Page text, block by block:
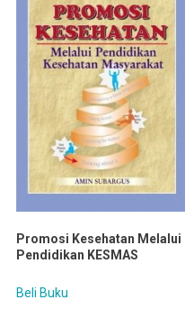
Promosi Kesehatan Melalui
Pendidikan KESMAS
Beli Buku